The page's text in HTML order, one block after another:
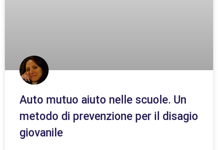
Auto mutuo aiuto nelle scuole. Un
metodo di prevenzione per il disagio
giovanile